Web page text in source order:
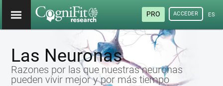
PRO ACCEDER
Las Neuronas
Razones por las que nuestras neuronas
pueden vivir mejor y por más tiempo